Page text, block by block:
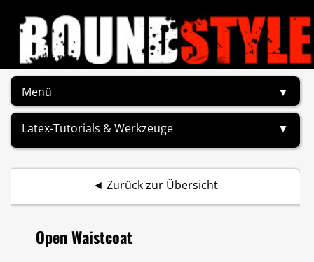
Menü ▼
Latex-Tutorials & Werkzeuge ▼
◄ Zurück zur Übersicht
Open Waistcoat